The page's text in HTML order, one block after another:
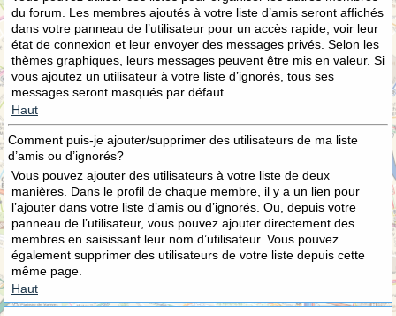
du forum. Les membres ajoutés à votre liste d’amis seront affichés
dans votre panneau de l’utilisateur pour un accès rapide, voir leur
état de connexion et leur envoyer des messages privés. Selon les
thèmes graphiques, leurs messages peuvent être mis en valeur. Si
vous ajoutez un utilisateur à votre liste d’ignorés, tous ses
messages seront masqués par défaut.
Haut
Comment puis-je ajouter/supprimer des utilisateurs de ma liste
d’amis ou d’ignorés?
Vous pouvez ajouter des utilisateurs à votre liste de deux
manières. Dans le profil de chaque membre, il y a un lien pour
l’ajouter dans votre liste d’amis ou d’ignorés. Ou, depuis votre
panneau de l’utilisateur, vous pouvez ajouter directement des
membres en saisissant leur nom d’utilisateur. Vous pouvez
également supprimer des utilisateurs de votre liste depuis cette
même page.
Haut